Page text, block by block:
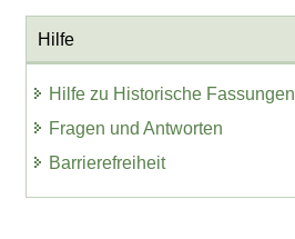
Hilfe
Hilfe zu Historische Fassungen
Fragen und Antworten
Barrierefreiheit